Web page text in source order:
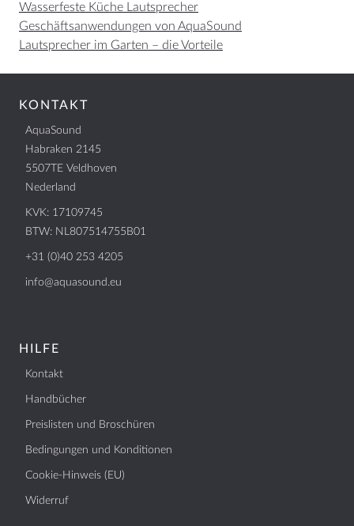
Wasserfeste Küche Lautsprecher
Geschäftsanwendungen von AquaSound
Lautsprecher im Garten – die Vorteile
KONTAKT
AquaSound
Habraken 2145
5507TE Veldhoven
Nederland
KVK: 17109745
BTW: NL807514755B01
+31 (0)40 253 4205
info@aquasound.eu
HILFE
Kontakt
Handbücher
Preislisten und Broschüren
Bedingungen und Konditionen
Cookie-Hinweis (EU)
Widerruf